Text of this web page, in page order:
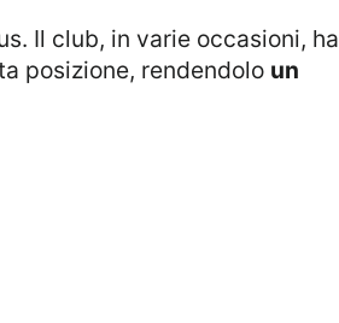
Il club, in varie occasioni, ha
posizione, rendendolo un